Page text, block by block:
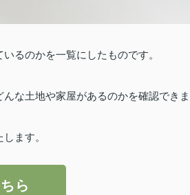
るのかを一覧にしたものです。
な土地や家屋があるのかを確認できま
ます。
ら